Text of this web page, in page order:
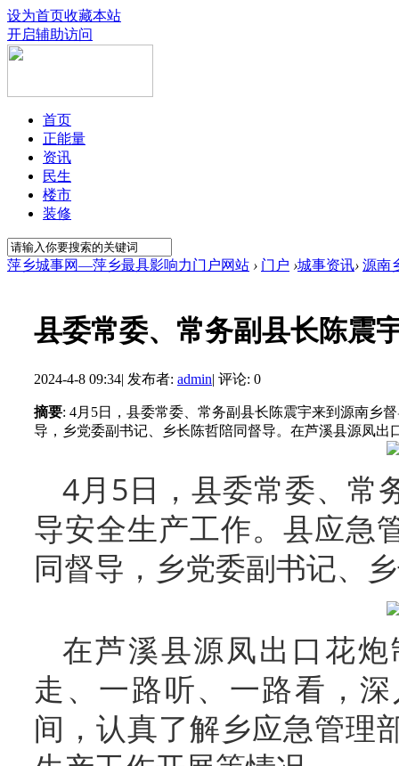
设为首页收藏本站
开启辅助访问
首页
正能量
资讯
民生
楼市
装修
萍乡城事网—萍乡最具影响力门户网站 › 门户 ›城事资讯› 源南
县委常委、常务副县长陈震
2024-4-8 09:34| 发布者: admin| 评论: 0
摘要: 4月5日，县委常委、常务副县长陈震宇来到源南乡
导，乡党委副书记、乡长陈哲陪同督导。在芦溪县源凤
4月5日，县委常委、常
导安全生产工作。县应急
同督导，乡党委副书记、
在芦溪县源凤出口花
走、一路听、一路看，
间，认真了解乡应急管理